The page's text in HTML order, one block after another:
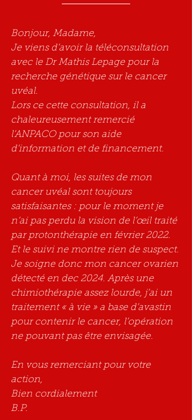
Bonjour, Madame,
Je viens d’avoir la téléconsultation
avec le Dr Mathis Lepage pour la
recherche génétique sur le cancer
uvéal.
Lors ce cette consultation, il a
chaleureusement remercié
l’ANPACO pour son aide
d’information et de financement.
Quant à moi, les suites de mon
cancer uvéal sont toujours
satisfaisantes : pour le moment je
n’ai pas perdu la vision de l’œil traité
par protonthérapie en février 2022.
Et le suivi ne montre rien de suspect.
Je soigne donc mon cancer ovarien
détecté en dec 2024. Après une
chimiothérapie assez lourde, j’ai un
traitement « à vie » a base d’avastin
pour contenir le cancer, l’opération
ne pouvant pas être envisagée.
En vous remerciant pour votre
action,
Bien cordialement
B.P.